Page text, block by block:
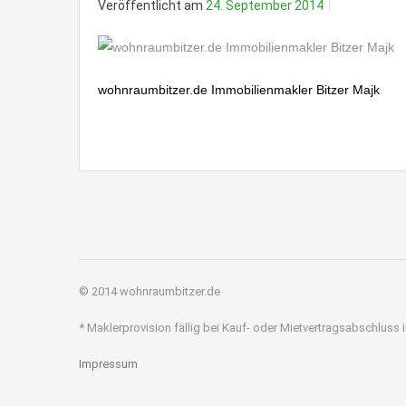
Veröffentlicht am 24. September 2014
wohnraumbitzer.de Immobilienmakler Bitzer Majk
© 2014 wohnraumbitzer.de
* Maklerprovision fällig bei Kauf- oder Mietvertragsabschluss
Impressum